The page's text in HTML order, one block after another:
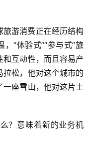
游消费正在经历结构
“体验式”“参与式”旅
互动性，而且容易产
拉松，他对这个城市的
座雪山，他对这片土
？意味着新的业务机